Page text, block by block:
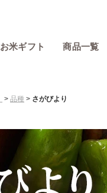
お米ギフト 商品一覧
> 品種 > さがびより